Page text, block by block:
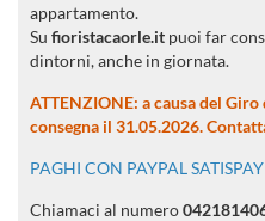
appartamento.
Su fioristacaorle.it puoi far
dintorni, anche in giornata.
ATTENZIONE: a causa del
consegna il 31.05.2026.
PAGHI CON PAYPAL
Chiamaci al numero